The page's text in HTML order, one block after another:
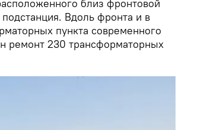
близ фронтовой
Вдоль фронта и в
пункта современного
ремонт 230 трансформаторных